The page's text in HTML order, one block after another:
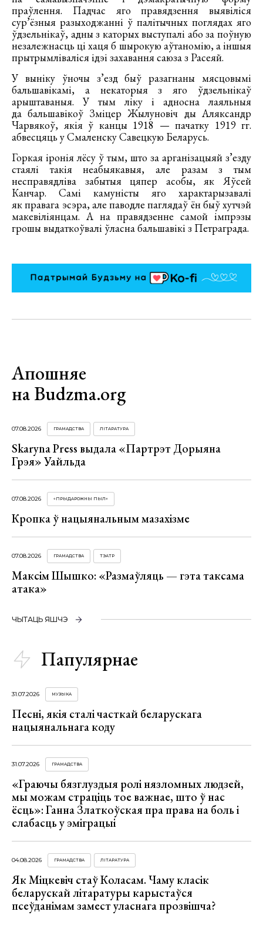
праўлення. Падчас яго правядзення выявіліся
сур’ёзныя разыходжанні ў палітычных поглядах яго
ўдзельнікаў, адны з каторых выступалі або за поўную
незалежнасць ці хаця б шырокую аўтаномію, а іншыя
прытрымліваліся ідэі захавання саюза з Расеяй.
У выніку ўночы з’езд быў разагнаны мясцовымі
бальшавікамі, а некаторыя з яго ўдзельнікаў
арыштаваныя. У тым ліку і адносна лаяльныя
да бальшавікоў Зміцер Жылуновіч ды Аляксандр
Чарвякоў, якія ў канцы 1918 — пачатку 1919 гг.
абвесцяць у Смаленску Савецкую Беларусь.
Горкая іронія лёсу ў тым, што за арганізацыяй з’езду
стаялі такія неабыякавыя, але разам з тым
несправядліва забытыя цяпер асобы, як Яўсей
Канчар. Самі камуністы яго характарызавалі
як правага эсэра, але паводле паглядаў ён быў хутчэй
макевіліянцам. А на правядзенне самой імпрэзы
грошы выдаткоўвалі ўласна бальшавікі з Петраграда.
Апошняе
на Budzma.org
07.08.2026 ГРАМАДСТВА ЛІТАРАТУРА
Skaryna Press выдала «Партрэт Дорыяна
Грэя» Уайльда
07.08.2026 «ПРЫДАРОЖНЫ ПЫЛ»
Кропка ў нацыянальным мазахізме
07.08.2026 ГРАМАДСТВА ТЭАТР
Максім Шышко: «Размаўляць — гэта таксама
атака»
ЧЫТАЦЬ ЯШЧЭ
Папулярнае
31.07.2026 МУЗЫКА
Песні, якія сталі часткай беларускага
нацыянальнага коду
31.07.2026 ГРАМАДСТВА
«Граючы бязглуздыя ролі нязломных людзей,
мы можам страціць тое важнае, што ў нас
ёсць»: Ганна Златкоўская пра права на боль і
слабасць у эміграцыі
04.08.2026 ГРАМАДСТВА ЛІТАРАТУРА
Як Міцкевіч стаў Коласам. Чаму класік
беларускай літаратуры карыстаўся
псеўданімам замест уласнага прозвішча?